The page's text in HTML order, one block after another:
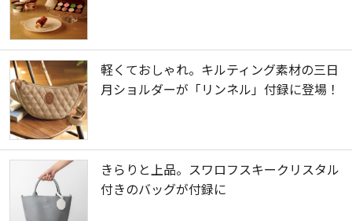
軽くておしゃれ。キルティング素材の三日
月ショルダーが「リンネル」付録に登場！
きらりと上品。スワロフスキークリスタル
付きのバッグが付録に